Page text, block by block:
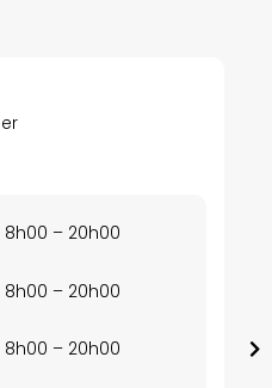
8h00 – 20h00
8h00 – 20h00
8h00 – 20h00